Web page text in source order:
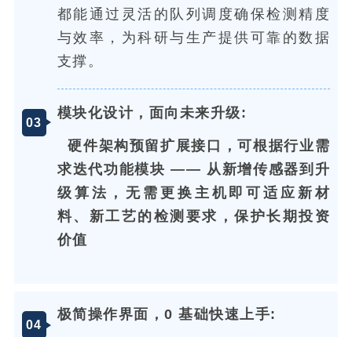
都能通过灵活的队列调度确保检测精度
与效率，为科研与生产提供可靠的数据
支撑。
03
模块化设计，面向未来升级:
硬件架构预留扩展接口，可根据行业需
求迭代功能模块 —— 从新增传感器到升
级算法，无需更换主机即可适应新材
料、新工艺的检测要求，保护长期投资
价值
04
极简操作界面，0 基础快速上手: